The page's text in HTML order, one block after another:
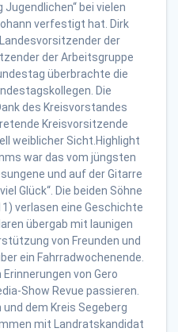
Jugendlichen“ bei vielen
verfestigt hat. Dirk
der
der Arbeitsgruppe
überbrachte die
Die
des Kreisvorstandes
Kreisvorsitzende
weiblicher Sicht.Highlight
war das vom jüngsten
und auf der Gitarre
Glück“. Die beiden Söhne
verlasen eine Geschichte
übergab mit launigen
von Freunden und
ein Fahrradwochenende.
von Gero
Show Revue passieren.
dem Kreis Segeberg
mit Landratskandidat